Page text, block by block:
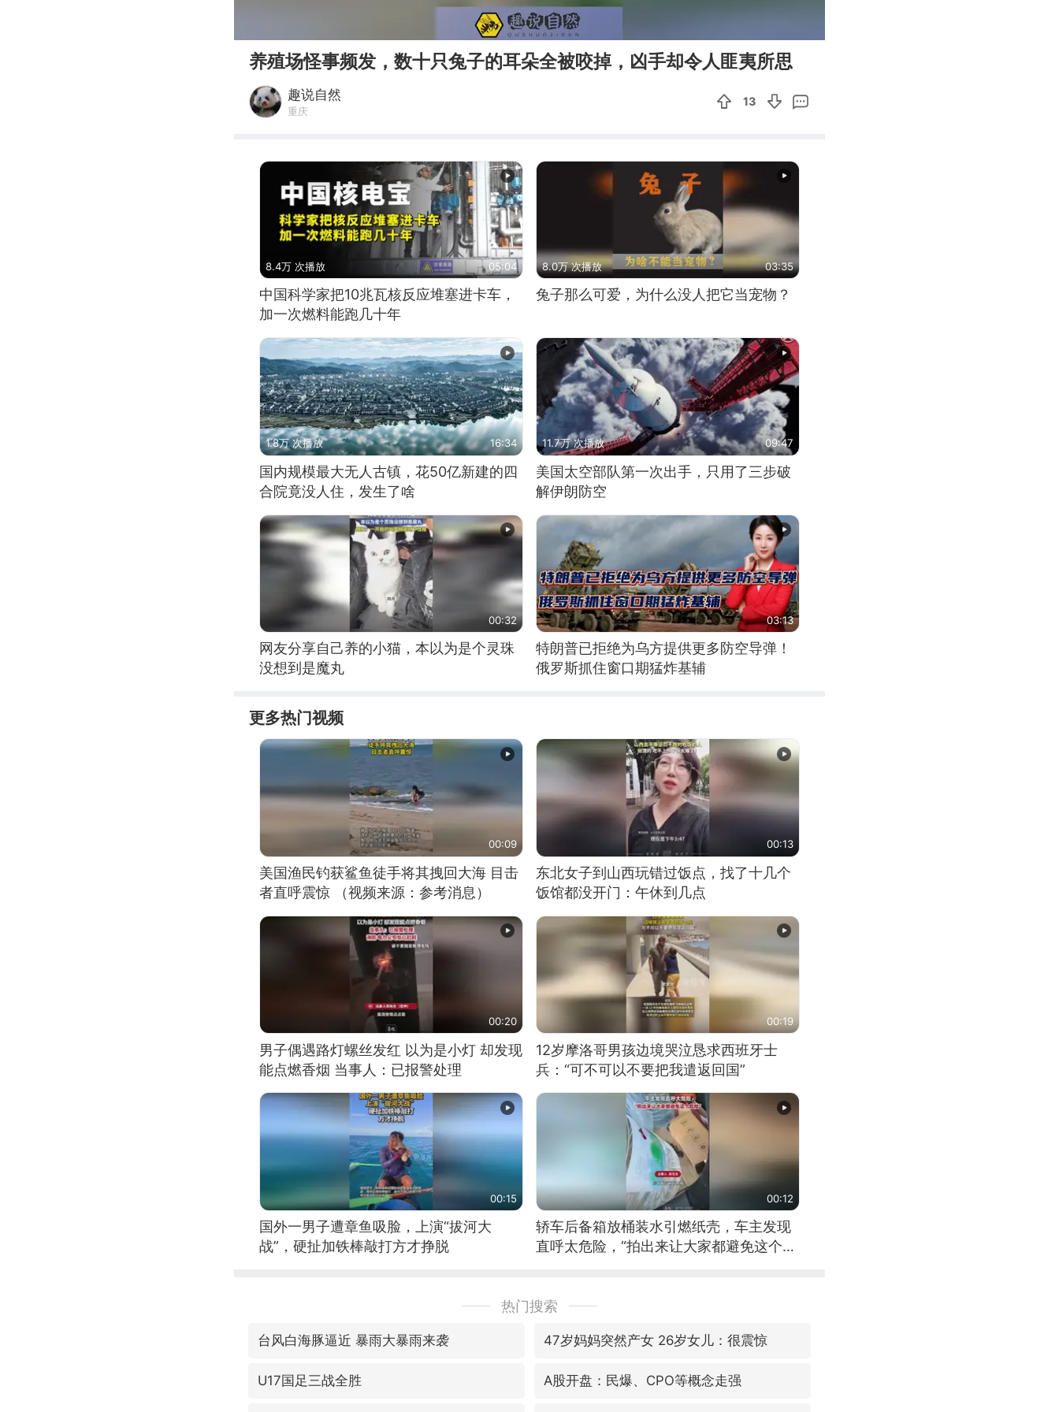
养殖场怪事频发，数十只兔子的耳朵全被咬掉，凶手却令人匪夷所思
趣说自然
重庆
13
8.4万 次播放 05:04
中国科学家把10兆瓦核反应堆塞进卡车，
加一次燃料能跑几十年
8.0万 次播放 03:35
兔子那么可爱，为什么没人把它当宠物？
1.8万 次播放 16:34
国内规模最大无人古镇，花50亿新建的四
合院竟没人住，发生了啥
11.7万 次播放 09:47
美国太空部队第一次出手，只用了三步破
解伊朗防空
00:32
网友分享自己养的小猫，本以为是个灵珠
没想到是魔丸
03:13
特朗普已拒绝为乌方提供更多防空导弹！
俄罗斯抓住窗口期猛炸基辅
更多热门视频
00:09
美国渔民钓获鲨鱼徒手将其拽回大海 目击
者直呼震惊 （视频来源：参考消息）
00:13
东北女子到山西玩错过饭点，找了十几个
饭馆都没开门：午休到几点
00:20
男子偶遇路灯螺丝发红 以为是小灯 却发现
能点燃香烟 当事人：已报警处理
00:19
12岁摩洛哥男孩边境哭泣恳求西班牙士
兵：“可不可以不要把我遣返回国”
00:15
国外一男子遭章鱼吸脸，上演“拔河大
战”，硬扯加铁棒敲打方才挣脱
00:12
轿车后备箱放桶装水引燃纸壳，车主发现
直呼太危险，“拍出来让大家都避免这个危
热门搜索
台风白海豚逼近 暴雨大暴雨来袭 47岁妈妈突然产女 26岁女儿：很震惊
U17国足三战全胜 A股开盘：民爆、CPO等概念走强